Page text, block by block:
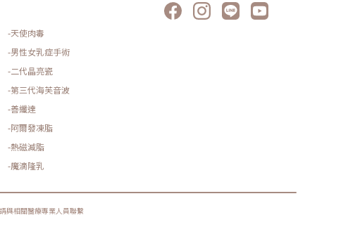
-天使肉毒
-男性女乳症手術
-二代晶亮瓷
-第三代海芙音波
-善纖達
-阿爾發凍脂
-熱磁減脂
-魔滴隆乳
與相關醫療專業人員聯繫